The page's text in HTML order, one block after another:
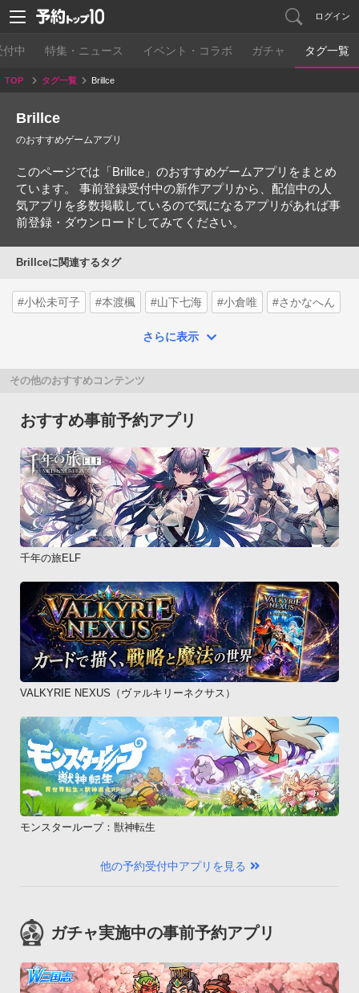
ログイン
中 特集・ニュース イベント・コラボ ガチャ タグ一覧
TOP タグ一覧 Brillce
Brillce
のおすすめゲームアプリ
このページでは「Brillce」のおすすめゲームアプリをまとめ
ています。 事前登録受付中の新作アプリから、配信中の人
気アプリを多数掲載しているので気になるアプリがあれば事
前登録・ダウンロードしてみてください。
Brillceに関連するタグ
#小松未可子 #本渡楓 #山下七海 #小倉唯 #さかなへん
さらに表示
その他のおすすめコンテンツ
おすすめ事前予約アプリ
千年の旅ELF
VALKYRIE NEXUS（ヴァルキリーネクサス）
モンスターループ：獣神転生
他の予約受付中アプリを見る
ガチャ実施中の事前予約アプリ